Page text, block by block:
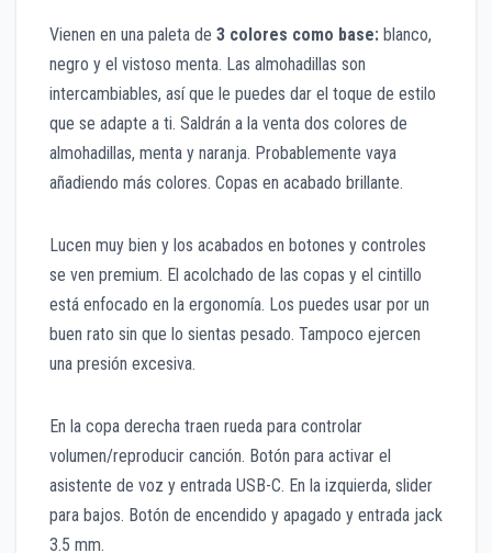
Vienen en una paleta de 3 colores como base: blanco,
negro y el vistoso menta. Las almohadillas son
intercambiables, así que le puedes dar el toque de estilo
que se adapte a ti. Saldrán a la venta dos colores de
almohadillas, menta y naranja. Probablemente vaya
añadiendo más colores. Copas en acabado brillante.
Lucen muy bien y los acabados en botones y controles
se ven premium. El acolchado de las copas y el cintillo
está enfocado en la ergonomía. Los puedes usar por un
buen rato sin que lo sientas pesado. Tampoco ejercen
una presión excesiva.
En la copa derecha traen rueda para controlar
volumen/reproducir canción. Botón para activar el
asistente de voz y entrada USB-C. En la izquierda, slider
para bajos. Botón de encendido y apagado y entrada jack
3.5 mm.